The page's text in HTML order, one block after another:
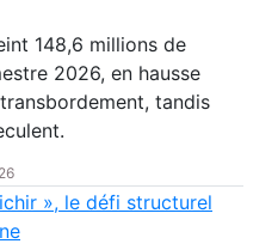
148,6 millions de
2026, en hausse
tandis
», le défi structurel